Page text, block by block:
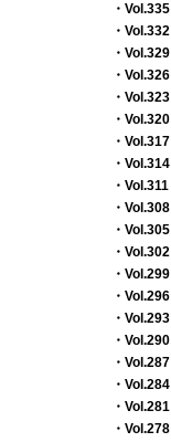
・Vol.335
・Vol.332
・Vol.329
・Vol.326
・Vol.323
・Vol.320
・Vol.317
・Vol.314
・Vol.311
・Vol.308
・Vol.305
・Vol.302
・Vol.299
・Vol.296
・Vol.293
・Vol.290
・Vol.287
・Vol.284
・Vol.281
・Vol.278